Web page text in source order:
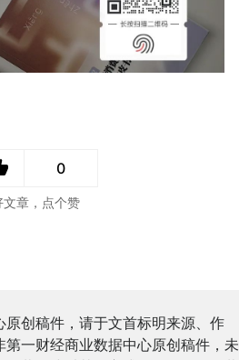
0
文章，点个赞
创稿件，请于文首标明来源、作
一财经商业数据中心原创稿件，未